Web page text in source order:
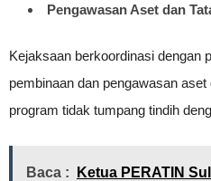
Pengawasan Aset dan
Kejaksaan berkoordinasi dengan
pembinaan dan pengawasan
program tidak tumpang tindih
Baca :
Ketua PERATIN